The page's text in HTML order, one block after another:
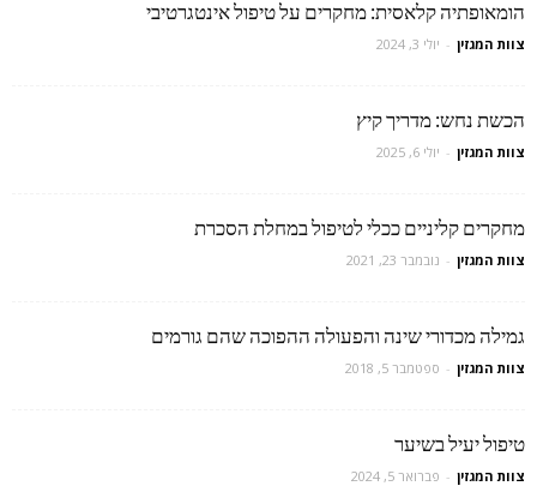
הומאופתיה קלאסית: מחקרים על טיפול אינטגרטיבי
צוות המגזין - יולי 3, 2024
הכשת נחש: מדריך קיץ
צוות המגזין - יולי 6, 2025
מחקרים קליניים ככלי לטיפול במחלת הסכרת
צוות המגזין - נובמבר 23, 2021
גמילה מכדורי שינה והפעולה ההפוכה שהם גורמים
צוות המגזין - ספטמבר 5, 2018
טיפול יעיל בשיער
צוות המגזין - פברואר 5, 2024